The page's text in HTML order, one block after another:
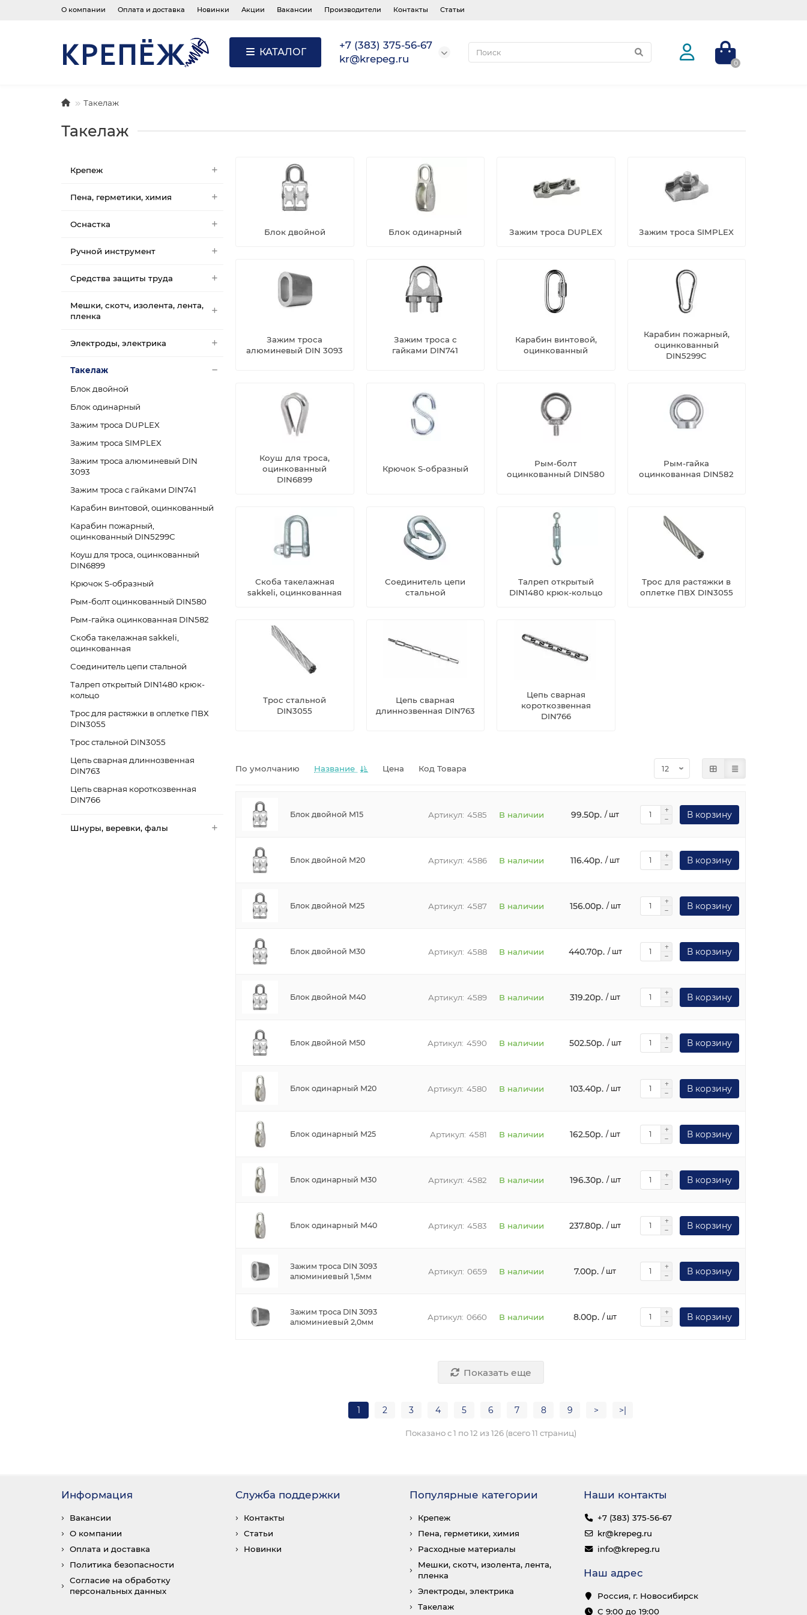
О компании Оплата и доставка Новинки Акции Вакансии Производители Контакты Статьи
КАТАЛОГ
+7 (383) 375-56-67
kr@krepeg.ru
0
Такелаж
Такелаж
Крепеж
Пена, герметики, химия
Оснастка
Ручной инструмент
Средства защиты труда
Мешки, скотч, изолента, лента,
пленка
Электроды, электрика
Такелаж
Блок двойной
Блок одинарный
Зажим троса DUPLEX
Зажим троса SIMPLEX
Зажим троса алюминевый DIN
3093
Зажим троса с гайками DIN741
Карабин винтовой, оцинкованный
Карабин пожарный,
оцинкованный DIN5299C
Коуш для троса, оцинкованный
DIN6899
Крючок S-образный
Рым-болт оцинкованный DIN580
Рым-гайка оцинкованная DIN582
Скоба такелажная sakkeli,
оцинкованная
Соединитель цепи стальной
Талреп открытый DIN1480 крюк-
кольцо
Трос для растяжки в оплетке ПВХ
DIN3055
Трос стальной DIN3055
Цепь сварная длиннозвенная
DIN763
Цепь сварная короткозвенная
DIN766
Шнуры, веревки, фалы
Блок двойной Блок одинарный Зажим троса DUPLEX Зажим троса SIMPLEX
Зажим троса
алюминевый DIN 3093
Зажим троса с
гайками DIN741
Карабин винтовой,
оцинкованный
Карабин пожарный,
оцинкованный
DIN5299C
Коуш для троса,
оцинкованный
DIN6899
Крючок S-образный
Рым-болт
оцинкованный DIN580
Рым-гайка
оцинкованная DIN582
Скоба такелажная
sakkeli, оцинкованная
Соединитель цепи
стальной
Талреп открытый
DIN1480 крюк-кольцо
Трос для растяжки в
оплетке ПВХ DIN3055
Трос стальной
DIN3055
Цепь сварная
длиннозвенная DIN763
Цепь сварная
короткозвенная
DIN766
По умолчанию Название Цена Код Товара
Блок двойной М15 4585 В наличии 99.50р. / шт В корзину
Блок двойной М20 4586 В наличии 116.40р. / шт В корзину
Блок двойной М25 4587 В наличии 156.00р. / шт В корзину
Блок двойной М30 4588 В наличии 440.70р. / шт В корзину
Блок двойной М40 4589 В наличии 319.20р. / шт В корзину
Блок двойной М50 4590 В наличии 502.50р. / шт В корзину
Блок одинарный М20 4580 В наличии 103.40р. / шт В корзину
Блок одинарный М25 4581 В наличии 162.50р. / шт В корзину
Блок одинарный М30 4582 В наличии 196.30р. / шт В корзину
Блок одинарный М40 4583 В наличии 237.80р. / шт В корзину
Зажим троса DIN 3093
алюминиевый 1,5мм
0659 В наличии 7.00р. / шт В корзину
Зажим троса DIN 3093
алюминиевый 2,0мм
0660 В наличии 8.00р. / шт В корзину
Показать еще
1 2 3 4 5 6 7 8 9 > >|
Показано с 1 по 12 из 126 (всего 11 страниц)
Информация
Вакансии
О компании
Оплата и доставка
Политика безопасности
Согласие на обработку
персональных данных
Служба поддержки
Контакты
Статьи
Новинки
Популярные категории
Крепеж
Пена, герметики, химия
Расходные материалы
Мешки, скотч, изолента, лента,
пленка
Электроды, электрика
Такелаж
Наши контакты
+7 (383) 375-56-67
kr@krepeg.ru
info@krepeg.ru
Наш адрес
Россия, г. Новосибирск
С 9:00 до 19:00